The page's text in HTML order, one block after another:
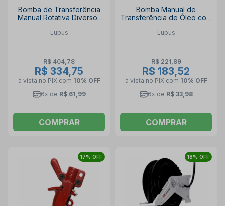
Bomba de Transferência
Manual Rotativa Diversos
Fluídos 200 Litros 9008-a
LUPUS
Lupus
R$ 404,78
R$ 334,75
à vista no PIX com 10% OFF
6x de R$ 61,99
COMPRAR
Bomba Manual de
Transferência de Óleo com
Alavanca para Tambor
9009 LUPUS
Lupus
R$ 221,89
R$ 183,52
à vista no PIX com 10% OFF
6x de R$ 33,98
COMPRAR
17% OFF 18% OFF